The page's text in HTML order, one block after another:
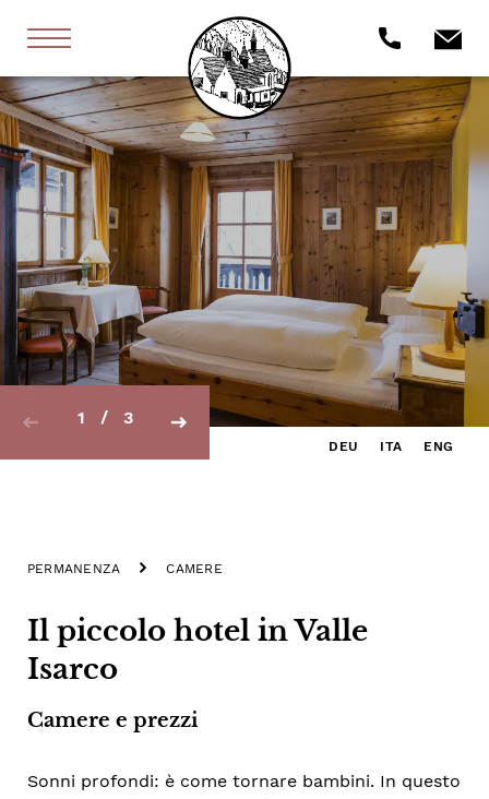
1 / 3
DEU ITA ENG
PERMANENZA CAMERE
Il piccolo hotel in Valle
Isarco
Camere e prezzi
Sonni profondi: è come tornare bambini. In questo